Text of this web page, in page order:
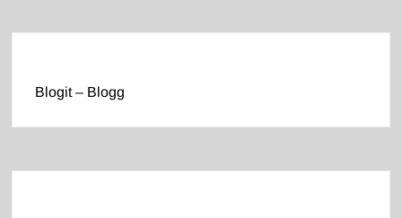
Blogit – Blogg